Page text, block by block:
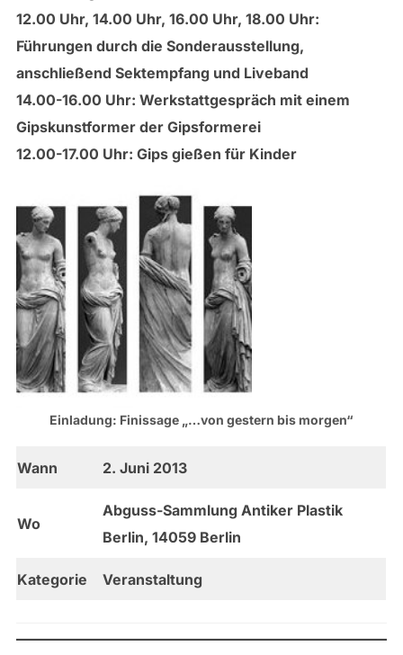
12.00 Uhr, 14.00 Uhr, 16.00 Uhr, 18.00 Uhr:
Führungen durch die Sonderausstellung,
anschließend Sektempfang und Liveband
14.00-16.00 Uhr: Werkstattgespräch mit einem
Gipskunstformer der Gipsformerei
12.00-17.00 Uhr: Gips gießen für Kinder
Einladung: Finissage „…von gestern bis morgen“
Wann 2. Juni 2013
Wo
Abguss-Sammlung Antiker Plastik
Berlin, 14059 Berlin
Kategorie Veranstaltung